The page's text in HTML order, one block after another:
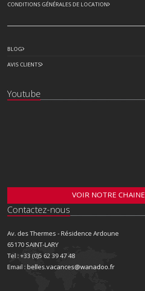
CONDITIONS GÉNÉRALES DE LOCATION
BLOG
AVIS CLIENTS
Youtube
VOIR NOTRE CHAINE
Contactez-nous
Av. des Thermes - Résidence Ardoune
65170 SAINT-LARY
Tel : +33 (0)5 62 39 47 48
Email : belles.vacances@wanadoo.fr